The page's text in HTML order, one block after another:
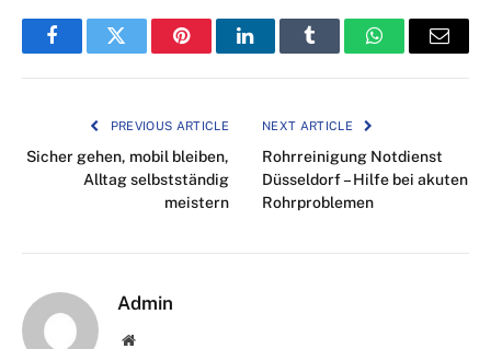
FacebookTwitter PinterestLinkedInTumblr WhatsAppEmail
PREVIOUS ARTICLE
Sicher gehen, mobil bleiben,
Alltag selbstständig
meistern
NEXT ARTICLE
Rohrreinigung Notdienst
Düsseldorf – Hilfe bei akuten
Rohrproblemen
Admin
Website